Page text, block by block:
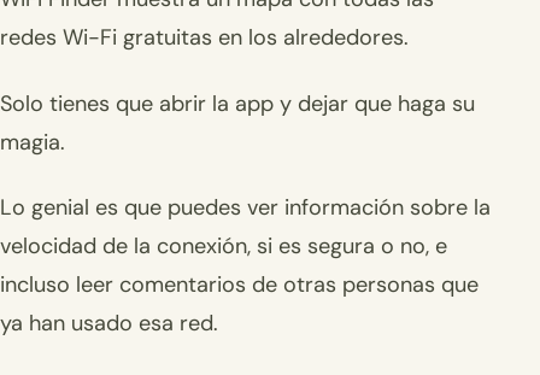
redes Wi-Fi gratuitas en los alrededores.
Solo tienes que abrir la app y dejar que haga su
magia.
Lo genial es que puedes ver información sobre la
velocidad de la conexión, si es segura o no, e
incluso leer comentarios de otras personas que
ya han usado esa red.